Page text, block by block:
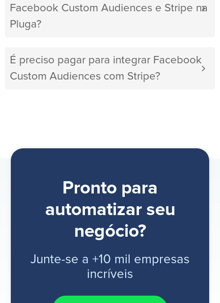
Facebook Custom Audiences e Stripe na
Pluga?
É preciso pagar para integrar Facebook
Custom Audiences com Stripe?
Pronto para
automatizar seu
negócio?
Junte-se a +10 mil empresas
incríveis